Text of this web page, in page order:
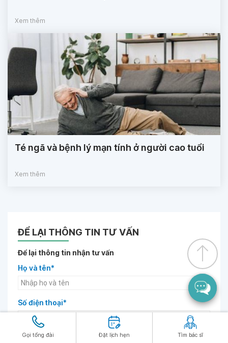
Xem thêm
Té ngã và bệnh lý mạn tính ở người cao tuổi
Xem thêm
ĐỂ LẠI THÔNG TIN TƯ VẤN
Để lại thông tin nhận tư vấn
Họ và tên*
Số điện thoại*
Chọn bệnh viện gần bạn nhất*
Gọi tổng đài Đặt lịch hẹn Tìm bác sĩ